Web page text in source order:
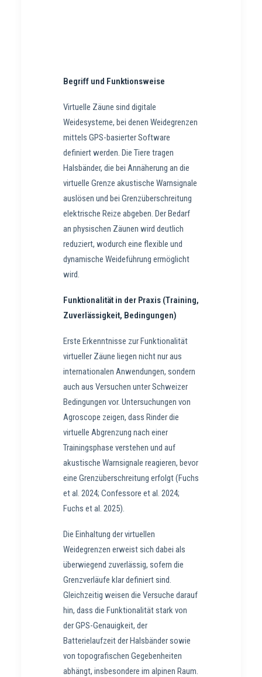
Begriff und Funktionsweise
Virtuelle Zäune sind digitale
Weidesysteme, bei denen Weidegrenzen
mittels GPS-basierter Software
definiert werden. Die Tiere tragen
Halsbänder, die bei Annäherung an die
virtuelle Grenze akustische Warnsignale
auslösen und bei Grenzüberschreitung
elektrische Reize abgeben. Der Bedarf
an physischen Zäunen wird deutlich
reduziert, wodurch eine flexible und
dynamische Weideführung ermöglicht
wird.
Funktionalität in der Praxis (Training,
Zuverlässigkeit, Bedingungen)
Erste Erkenntnisse zur Funktionalität
virtueller Zäune liegen nicht nur aus
internationalen Anwendungen, sondern
auch aus Versuchen unter Schweizer
Bedingungen vor. Untersuchungen von
Agroscope zeigen, dass Rinder die
virtuelle Abgrenzung nach einer
Trainingsphase verstehen und auf
akustische Warnsignale reagieren, bevor
eine Grenzüberschreitung erfolgt (Fuchs
et al. 2024; Confessore et al. 2024;
Fuchs et al. 2025).
Die Einhaltung der virtuellen
Weidegrenzen erweist sich dabei als
überwiegend zuverlässig, sofern die
Grenzverläufe klar definiert sind.
Gleichzeitig weisen die Versuche darauf
hin, dass die Funktionalität stark von
der GPS-Genauigkeit, der
Batterielaufzeit der Halsbänder sowie
von topografischen Gegebenheiten
abhängt, insbesondere im alpinen Raum.